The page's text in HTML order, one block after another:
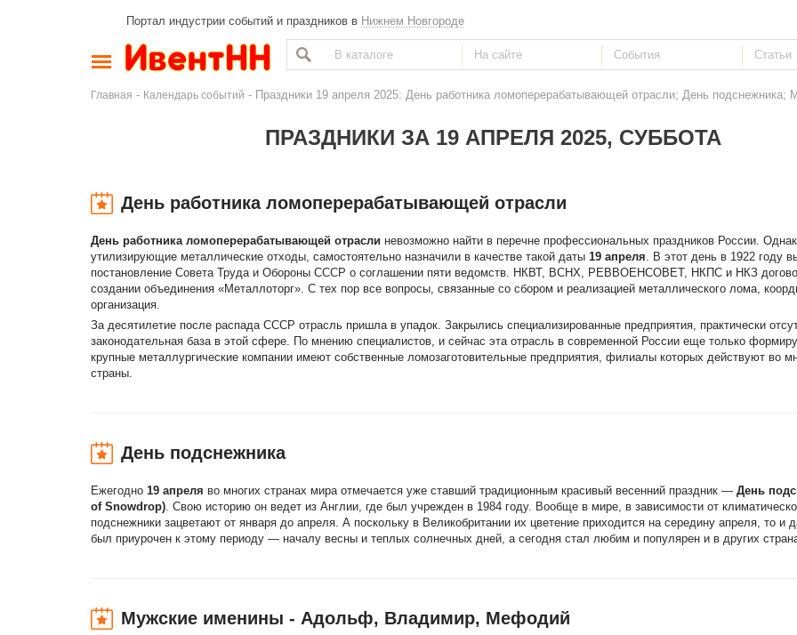
Портал индустрии событий и праздников в Нижнем Новгороде
Главная - Календарь событий - Праздники 19 апреля 2025: День работника ломоперерабатывающей отрасли; День
ПРАЗДНИКИ ЗА 19 АПРЕЛЯ 2025, СУББОТА
День работника ломоперерабатывающей отрасли
День работника ломоперерабатывающей отрасли невозможно найти в перечне профессиональных праздников России.
утилизирующие металлические отходы, самостоятельно назначили в качестве такой даты 19 апреля. В этот день в 1922 году
постановление Совета Труда и Обороны СССР о соглашении пяти ведомств. НКВТ, ВСНХ, РЕВВОЕНСОВЕТ, НКПС и НКЗ
создании объединения «Металлоторг». С тех пор все вопросы, связанные со сбором и реализацией металлического лома,
организация.
За десятилетие после распада СССР отрасль пришла в упадок. Закрылись специализированные предприятия, практически
законодательная база в этой сфере. По мнению специалистов, и сейчас эта отрасль в современной России еще только
крупные металлургические компании имеют собственные ломозаготовительные предприятия, филиалы которых действуют во
страны.
День подснежника
Ежегодно 19 апреля во многих странах мира отмечается уже ставший традиционным красивый весенний праздник — День
of Snowdrop). Свою историю он ведет из Англии, где был учрежден в 1984 году. Вообще в мире, в зависимости от
подснежники зацветают от января до апреля. А поскольку в Великобритании их цветение приходится на середину апреля, то и
был приурочен к этому периоду — началу весны и теплых солнечных дней, а сегодня стал любим и популярен и в других
Мужские именины - Адольф, Владимир, Мефодий